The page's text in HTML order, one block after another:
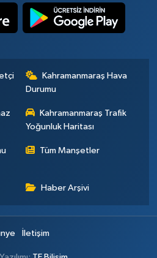
Kahramanmaraş Hava
Durumu
Kahramanmaraş Trafik
Yoğunluk Haritası
Tüm Manşetler
Haber Arşivi
İletişim